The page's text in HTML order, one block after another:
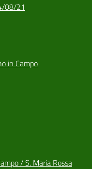
08/21
in Campo
/ S. Maria Rossa